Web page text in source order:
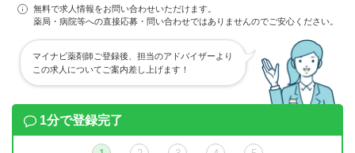
無料で求人情報をお問い合わせいただけます。
薬局・病院等への直接応募・問い合わせではありませんのでご安心ください。
マイナビ薬剤師ご登録後、担当のアドバイザーより
この求人についてご案内差し上げます！
1分で登録完了